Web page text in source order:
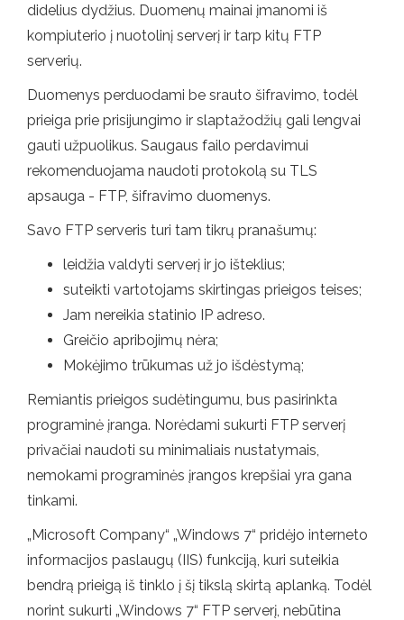
didelius dydžius. Duomenų mainai įmanomi iš
kompiuterio į nuotolinį serverį ir tarp kitų FTP
serverių.
Duomenys perduodami be srauto šifravimo, todėl
prieiga prie prisijungimo ir slaptažodžių gali lengvai
gauti užpuolikus. Saugaus failo perdavimui
rekomenduojama naudoti protokolą su TLS
apsauga - FTP, šifravimo duomenys.
Savo FTP serveris turi tam tikrų pranašumų:
leidžia valdyti serverį ir jo išteklius;
suteikti vartotojams skirtingas prieigos teises;
Jam nereikia statinio IP adreso.
Greičio apribojimų nėra;
Mokėjimo trūkumas už jo išdėstymą;
Remiantis prieigos sudėtingumu, bus pasirinkta
programinė įranga. Norėdami sukurti FTP serverį
privačiai naudoti su minimaliais nustatymais,
nemokami programinės įrangos krepšiai yra gana
tinkami.
„Microsoft Company“ „Windows 7“ pridėjo interneto
informacijos paslaugų (IIS) funkciją, kuri suteikia
bendrą prieigą iš tinklo į šį tikslą skirtą aplanką. Todėl
norint sukurti „Windows 7“ FTP serverį, nebūtina